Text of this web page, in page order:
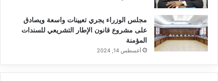
مجلس الوزراء يجري تعيينات واسعة ويصادق
على مشروع قانون الإطار التشريعي للسندات
المؤمنة
أغسطس 14, 2024